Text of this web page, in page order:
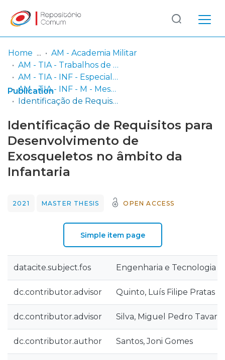
Communities
& Collections
Browse repository
Statistics
Log
In
(current)
Home
AM - Academia Militar
AM - TIA - Trabalhos de Investigação Aplicada
AM - TIA - INF - Especialidade de Infantaria
AM - TIA - INF - M - Mestrado em Ciências Militares na Especialidade de Infantaria
Identificação de Requisitos para Desenvolvimento de Exosqueletos no âmbito da Infantaria
Publication
Identificação de Requisitos para
Desenvolvimento de
Exosqueletos no âmbito da
Infantaria
2021 MASTER THESIS OPEN ACCESS
Simple item page
datacite.subject.fos Engenharia e Tecnologia
dc.contributor.advisor Quinto, Luís Filipe Pratas
dc.contributor.advisor Silva, Miguel Pedro
dc.contributor.author Santos, Joni Gomes